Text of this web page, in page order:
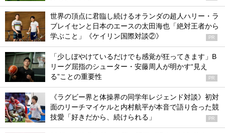
世界の頂点に君臨し続けるオランダの超人ハリー・ラ
ブレイセンと日本のエースの太田海也「絶対王者から
学ぶこと」《ケイリン国際対談②》
PR
「少しぼやけているだけでも感覚が狂ってきます」B
リーグ屈指のシューター・安藤周人が明かす“見え
る”ことの重要性
PR
《ラグビー界と体操界の同学年レジェンド対談》初対
面のリーチマイケルと内村航平が本音で語り合った競
技愛「好きだから、続けられる」
PR